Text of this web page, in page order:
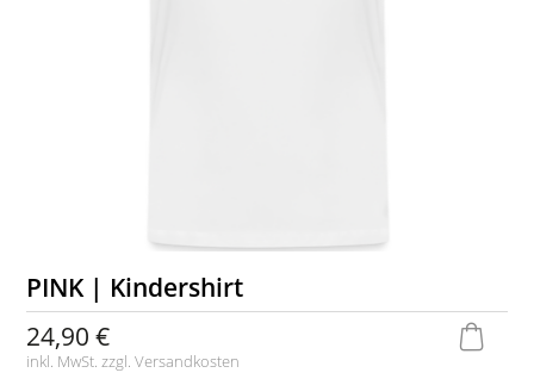
PINK | Kindershirt
24,90 €
inkl. MwSt. zzgl.Versandkosten